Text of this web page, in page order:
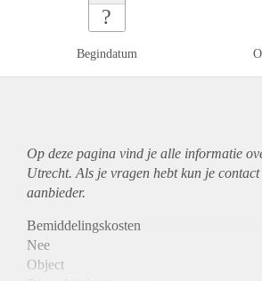
?
Begindatum
Op deze pagina vind je alle informatie
Utrecht. Als je vragen hebt kun je
aanbieder.
Bemiddelingskosten
Nee
Object